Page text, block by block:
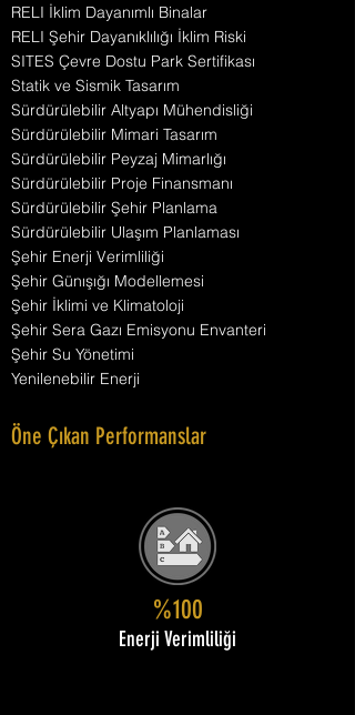
RELI İklim Dayanımlı Binalar
RELI Şehir Dayanıklılığı İklim Riski
SITES Çevre Dostu Park Sertifikası
Statik ve Sismik Tasarım
Sürdürülebilir Altyapı Mühendisliği
Sürdürülebilir Mimari Tasarım
Sürdürülebilir Peyzaj Mimarlığı
Sürdürülebilir Proje Finansmanı
Sürdürülebilir Şehir Planlama
Sürdürülebilir Ulaşım Planlaması
Şehir Enerji Verimliliği
Şehir Günışığı Modellemesi
Şehir İklimi ve Klimatoloji
Şehir Sera Gazı Emisyonu Envanteri
Şehir Su Yönetimi
Yenilenebilir Enerji
Öne Çıkan Performanslar
%100
Enerji Verimliliği